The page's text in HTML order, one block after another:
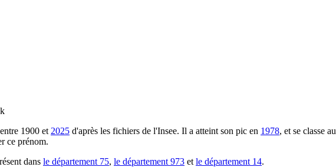
1900 et 2025 d'après les fichiers de l'Insee. Il a atteint son pic en 1978, et se classe
ce prénom.
dans le département 75, le département 973 et le département 14.